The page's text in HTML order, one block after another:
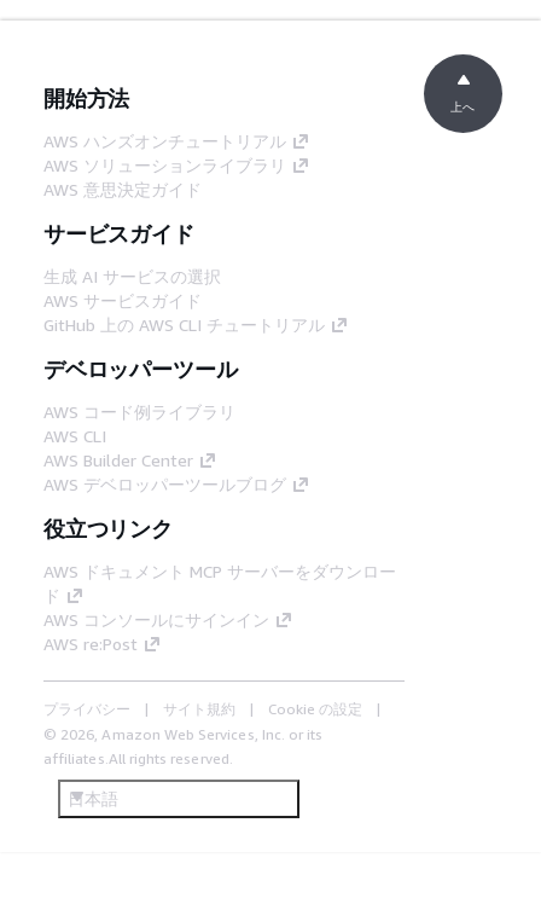
開始方法
AWS ハンズオンチュートリアル
AWS ソリューションライブラリ
AWS 意思決定ガイド
サービスガイド
生成 AI サービスの選択
AWS サービスガイド
GitHub 上の AWS CLI チュートリアル
デベロッパーツール
AWS コード例ライブラリ
AWS CLI
AWS Builder Center
AWS デベロッパーツールブログ
役立つリンク
AWS ドキュメント MCP サーバーをダウンロー
ド
AWS コンソールにサインイン
AWS re:Post
プライバシー サイト規約
Cookie の設定
© 2026, Amazon Web Services, Inc. or its
affiliates.All rights reserved.
日本語
上へ